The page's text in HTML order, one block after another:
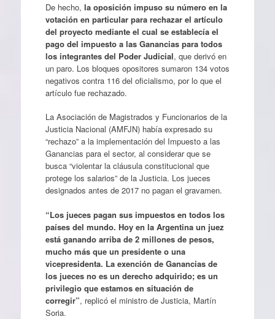
De hecho, la oposición impuso su número en la
votación en particular para rechazar el artículo
del proyecto mediante el cual se establecía el
pago del impuesto a las Ganancias para todos
los integrantes del Poder Judicial, que derivó en
un paro. Los bloques opositores sumaron 134 votos
negativos contra 116 del oficialismo, por lo que el
artículo fue rechazado.
La Asociación de Magistrados y Funcionarios de la
Justicia Nacional (AMFJN) había expresado su
“rechazo” a la implementación del Impuesto a las
Ganancias para el sector, al considerar que se
busca “violentar la cláusula constitucional que
protege los salarios” de la Justicia. Los jueces
designados antes de 2017 no pagan el gravamen.
“Los jueces pagan sus impuestos en todos los
países del mundo. Hoy en la Argentina un juez
está ganando arriba de 2 millones de pesos,
mucho más que un presidente o una
vicepresidenta. La exención de Ganancias de
los jueces no es un derecho adquirido; es un
privilegio que estamos en situación de
corregir”, replicó el ministro de Justicia, Martín
Soria.